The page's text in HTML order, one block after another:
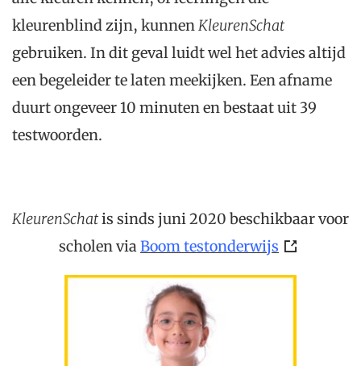
kleurenblind zijn, kunnenKleurenSchat
gebruiken. In dit geval luidt wel het advies altijd
een begeleider te laten meekijken. Een afname
duurt ongeveer 10 minuten en bestaat uit 39
testwoorden.
KleurenSchatis sinds juni 2020 beschikbaar voor
scholen viaBoom testonderwijs